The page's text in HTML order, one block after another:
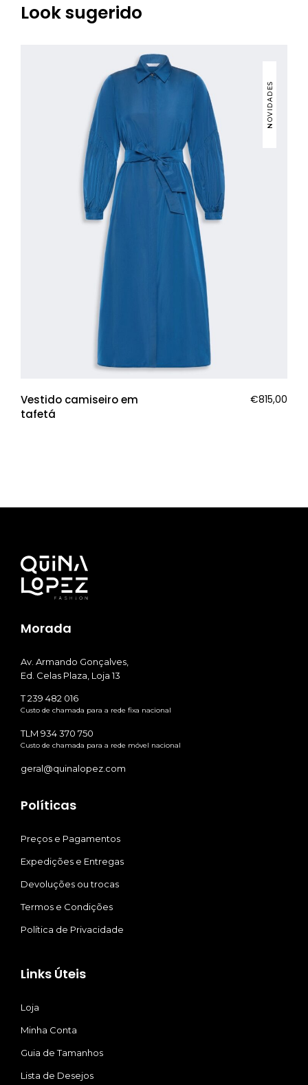
Look sugerido
NOVIDADES
Vestido camiseiro em
tafetá
€815,00
Morada
Av. Armando Gonçalves,
Ed. Celas Plaza, Loja 13
T 239 482 016
Custo de chamada para a rede fixa nacional
TLM 934 370 750
Custo de chamada para a rede móvel nacional
geral@quinalopez.com
Políticas
Preços e Pagamentos
Expedições e Entregas
Devoluções ou trocas
Termos e Condições
Política de Privacidade
Links Úteis
Loja
Minha Conta
Guia de Tamanhos
Lista de Desejos